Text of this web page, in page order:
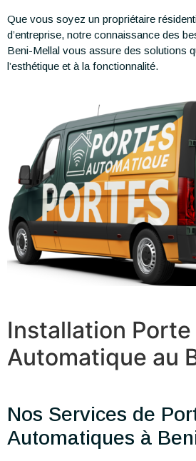
Que vous soyez un propriétaire
d’entreprise, notre connaissance des
Beni-Mellal vous assure des solutions
l’esthétique et à la fonctionnalité.
Installation Porte
Automatique au
Nos Services de
Automatiques à